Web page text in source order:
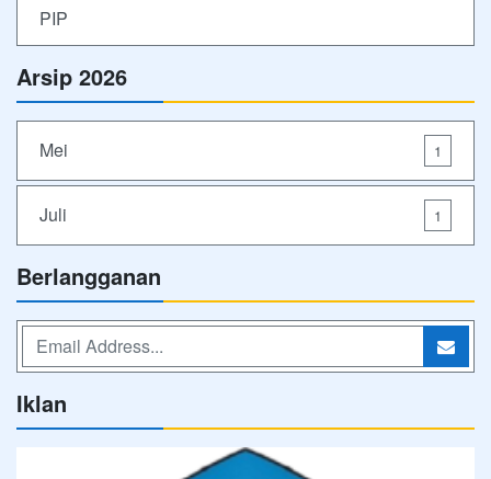
PIP
Arsip 2026
Mei 1
Juli 1
Berlangganan
Iklan